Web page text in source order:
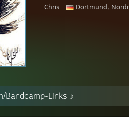
Chris Dortmund,
Bandcamp-Links ♪